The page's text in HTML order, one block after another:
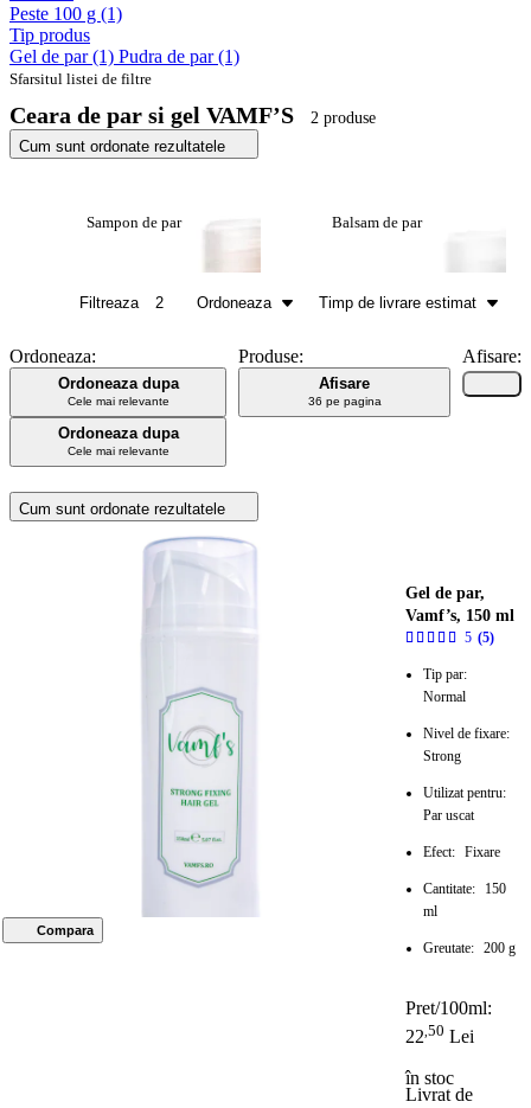
Peste 100 g (1)
Tip produs
Gel de par(1) Pudra de par(1)
Sfarsitul listei de filtre
Ceara de par si gel VAMF’S
2 produse
Cum sunt ordonate rezultatele
Sampon de par Balsam de par
Filtreaza 2 Ordoneaza Timp de livrare estimat
Ordoneaza:
Ordoneaza dupa
Cele mai relevante
Ordoneaza dupa
Cele mai relevante
Produse:
Afisare
36 pe pagina
Afisare:
Cum sunt ordonate rezultatele
Compara
Gel de par,
Vamf’s, 150 ml
5 (5)
Tip par:
Normal
Nivel de fixare:
Strong
Utilizat pentru:
Par uscat
Efect: Fixare
Cantitate:
150
ml
Greutate: 200 g
Pret/100ml:
22 50 Lei
în stoc
Livrat de